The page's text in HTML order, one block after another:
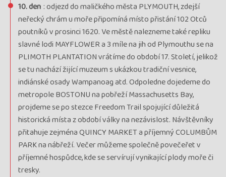
10. den : odjezd do maličkého města PLYMOUTH, zdejší
neřecký chrám u moře připomíná místo přistání 102 Otců
poutníků v prosinci 1620. Ve městě nalezneme také repliku
slavné lodi MAYFLOWER a 3 míle na jih od Plymouthu se na
PLIMOTH PLANTATION vrátíme do období 17. Století, jelikož
se tu nachází žijící muzeum s ukázkou tradiční vesnice,
indiánské osady Wampanoag atd. Odpoledne dojedeme do
metropole BOSTONU na pobřeží Massachusetts Bay,
projdeme se po stezce Freedom Trail spojující důležitá
historická místa z období války na nezávislost. Návštěvníky
přitahuje zejména QUINCY MARKET a příjemný COLUMBŮM
PARK na nábřeží. Večer můžeme společně povečeřet v
příjemné hospůdce, kde se servírují vynikající plody moře či
tresky.